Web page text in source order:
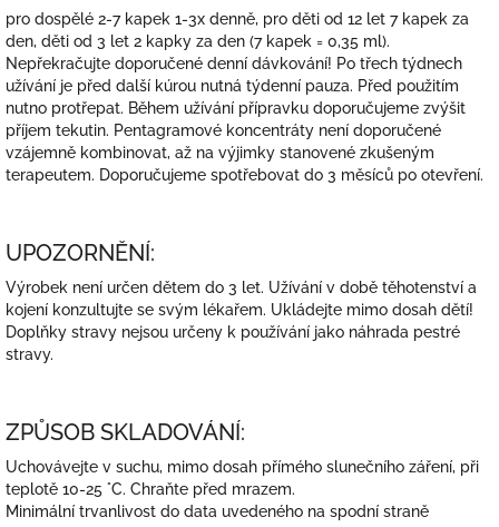
pro dospělé 2-7 kapek 1-3x denně, pro děti od 12 let 7 kapek za
den, děti od 3 let 2 kapky za den (7 kapek = 0,35 ml).
Nepřekračujte doporučené denní dávkování! Po třech týdnech
užívání je před další kúrou nutná týdenní pauza. Před použitím
nutno protřepat. Během užívání přípravku doporučujeme zvýšit
příjem tekutin. Pentagramové koncentráty není doporučené
vzájemně kombinovat, až na výjimky stanovené zkušeným
terapeutem. Doporučujeme spotřebovat do 3 měsíců po otevření.
UPOZORNĚNÍ:
Výrobek není určen dětem do 3 let. Užívání v době těhotenství a
kojení konzultujte se svým lékařem. Ukládejte mimo dosah dětí!
Doplňky stravy nejsou určeny k používání jako náhrada pestré
stravy.
ZPŮSOB SKLADOVÁNÍ:
Uchovávejte v suchu, mimo dosah přímého slunečního záření, při
teplotě 10-25 °C. Chraňte před mrazem.
Minimální trvanlivost do data uvedeného na spodní straně